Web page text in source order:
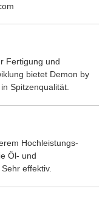
Fertigung und
bietet Demon by
Spitzenqualität.
Hochleistungs-
Öl- und
effektiv.